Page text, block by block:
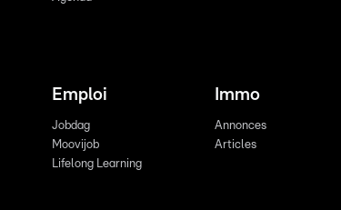
Emploi
Jobdag
Moovijob
Lifelong Learning
Immo
Annonces
Articles